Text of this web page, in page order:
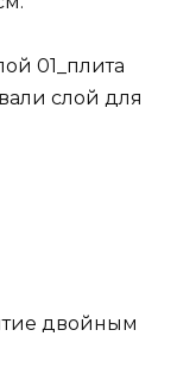
01_плита
слой для
двойным